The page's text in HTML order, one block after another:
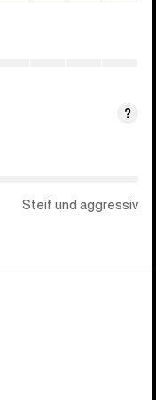
?
Steif und aggressiv